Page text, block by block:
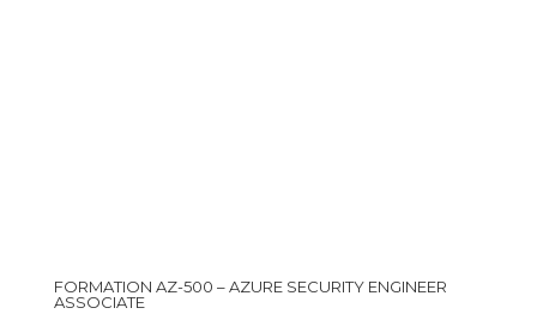
FORMATION AZ-500 – AZURE SECURITY ENGINEER
ASSOCIATE